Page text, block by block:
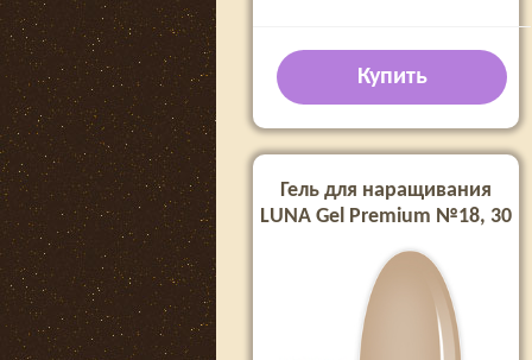
Купить
Гель для наращивания
LUNA Gel Premium №18, 30